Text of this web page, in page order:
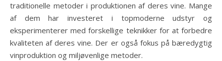
traditionelle metoder i produktionen af deres vine. Mange
af dem har investeret i topmoderne udstyr og
eksperimenterer med forskellige teknikker for at forbedre
kvaliteten af deres vine. Der er også fokus på bæredygtig
vinproduktion og miljøvenlige metoder.